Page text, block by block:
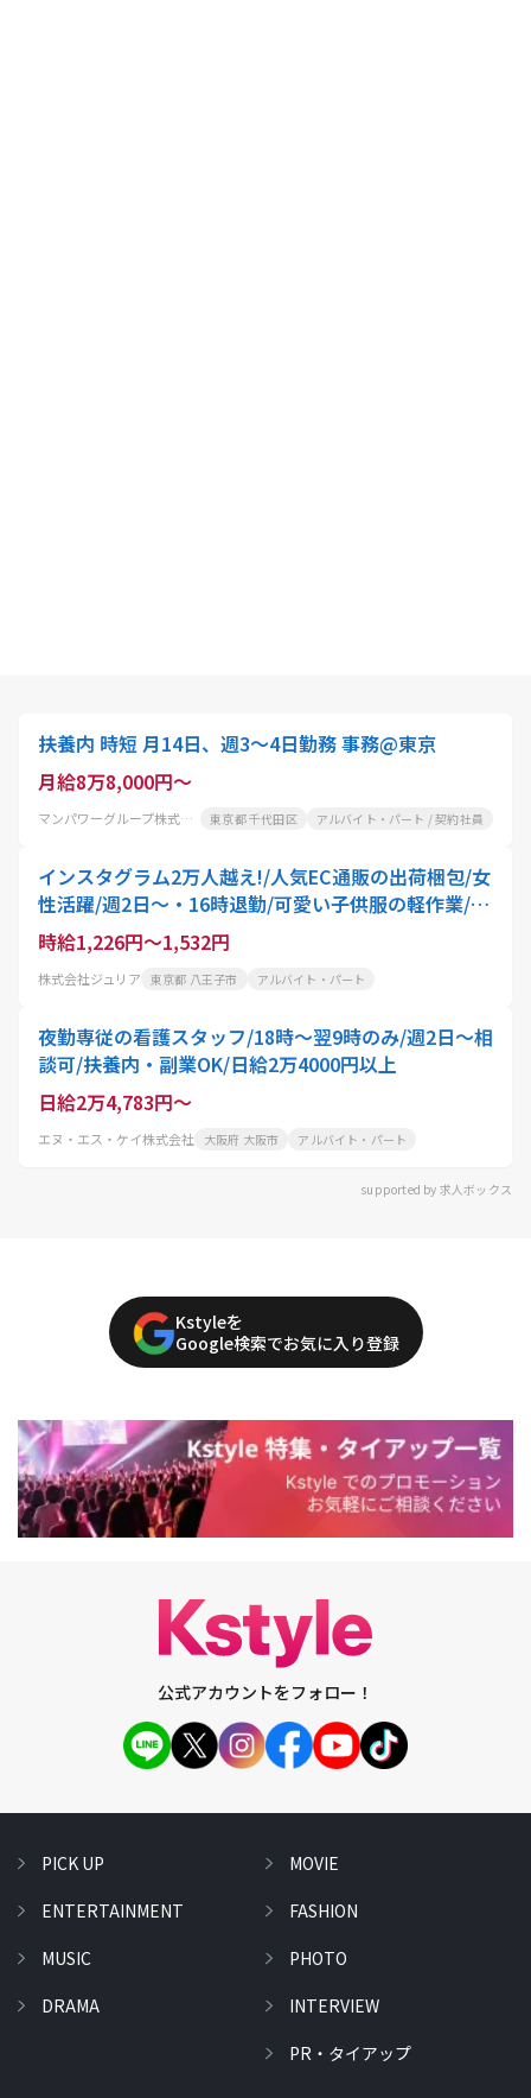
扶養内 時短 月14日、週3～4日勤務 事務@東京
月給8万8,000円～
マンパワーグループ株式会社 東京都 千代田区 アルバイト・パート / 契約社員
インスタグラム2万人越え!/人気EC通販の出荷梱包/女
性活躍/週2日〜・16時退勤/可愛い子供服の軽作業/子
育てママ在籍・扶養内OKのパートスタッフ
時給1,226円～1,532円
株式会社ジュリア 東京都 八王子市 アルバイト・パート
夜勤専従の看護スタッフ/18時～翌9時のみ/週2日～相
談可/扶養内・副業OK/日給2万4000円以上
日給2万4,783円～
エヌ・エス・ケイ株式会社 大阪府 大阪市 アルバイト・パート
supported by 求人ボックス
Kstyleを
Google検索でお気に入り登録
公式アカウントをフォロー！
PICK UP
ENTERTAINMENT
MUSIC
DRAMA
MOVIE
FASHION
PHOTO
INTERVIEW
PR・タイアップ